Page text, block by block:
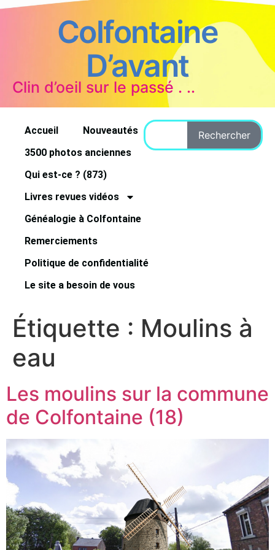
Colfontaine
D’avant
Clin d’oeil sur le passé . ..
Accueil
Nouveautés
3500 photos anciennes
Qui est-ce ? (873)
Livres revues vidéos
Généalogie à Colfontaine
Remerciements
Politique de confidentialité
Le site a besoin de vous
Rechercher
Étiquette : Moulins à
eau
Les moulins sur la commune
de Colfontaine (18)